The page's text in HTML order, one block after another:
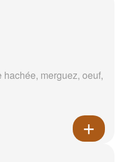
merguez, oeuf,